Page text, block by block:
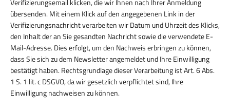
übersenden. Mit einem Klick auf den angegebenen Link in der
Verifizierungsnachricht verarbeiten wir Datum und Uhrzeit des Klicks,
den Inhalt der an Sie gesandten Nachricht sowie die verwendete E-
Mail-Adresse. Dies erfolgt, um den Nachweis erbringen zu können,
dass Sie sich zu dem Newsletter angemeldet und Ihre Einwilligung
bestätigt haben. Rechtsgrundlage dieser Verarbeitung ist Art. 6 Abs.
1 S. 1 lit. c DSGVO, da wir gesetzlich verpflichtet sind, Ihre
Einwilligung nachweisen zu können.